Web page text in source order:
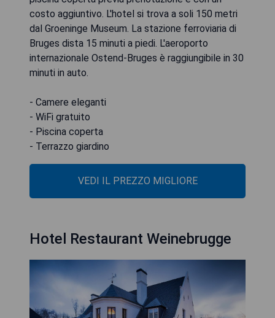
costo aggiuntivo. L'hotel si trova a soli 150 metri
dal Groeninge Museum. La stazione ferroviaria di
Bruges dista 15 minuti a piedi. L'aeroporto
internazionale Ostend-Bruges è raggiungibile in 30
minuti in auto.
- Camere eleganti
- WiFi gratuito
- Piscina coperta
- Terrazzo giardino
VEDI IL PREZZO MIGLIORE
Hotel Restaurant Weinebrugge